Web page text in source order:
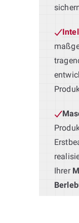
Ihrer